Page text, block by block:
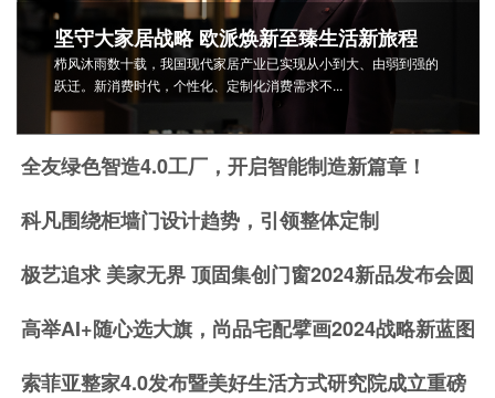
坚守大家居战略 欧派焕新至臻生活新旅程
栉风沐雨数十载，我国现代家居产业已实现从小到大、由弱到强的
跃迁。新消费时代，个性化、定制化消费需求不...
全友绿色智造4.0工厂，开启智能制造新篇章！
科凡围绕柜墙门设计趋势，引领整体定制
极艺追求 美家无界 顶固集创门窗2024新品发布会圆
高举AI+随心选大旗，尚品宅配擘画2024战略新蓝图
索菲亚整家4.0发布暨美好生活方式研究院成立重磅